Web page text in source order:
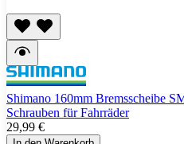
Shimano 160mm Bremsscheibe
Schrauben für Fahrräder
29,99 €